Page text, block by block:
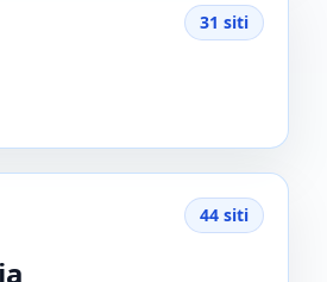
31 siti
44 siti